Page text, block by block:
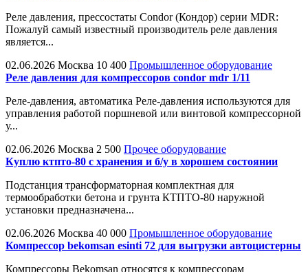
Реле давления, прессостаты Condor (Кондор) серии MDR:
Пожалуй самый известный производитель реле давления
является...
02.06.2026 Москва 10 400 Промышленное оборудование
Реле давления для компрессоров condor mdr 1/11
Реле-давления, автоматика Реле-давления используются для
управления работой поршневой или винтовой компрессорной
у...
02.06.2026 Москва 2 500 Прочее оборудование
Куплю ктпто-80 с хранения и б/у в хорошем состоянии
Подстанция трансформаторная комплектная для
термообработки бетона и грунта КТПТО-80 наружной
установки предназначена...
02.06.2026 Москва 40 000 Промышленное оборудование
Компрессор bekomsan esinti 72 для выгрузки автоцистерны
Компрессоры Bekomsan относятся к компрессорам